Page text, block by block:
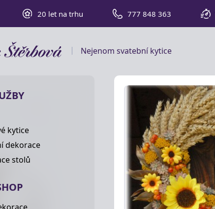
20 let na trhu 777 848 363
Nejenom svatební kytice
kytice
dekorace
stolů